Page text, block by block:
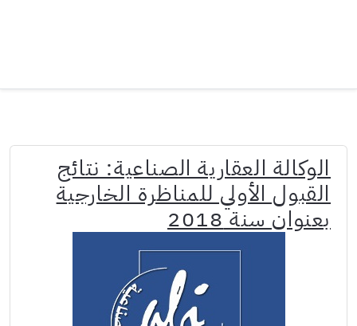
الوكالة العقارية الصناعية: نتائج
القبول الأولي للمناظرة الخارجية
بعنوان سنة 2018